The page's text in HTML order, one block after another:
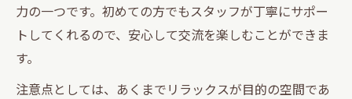
力の一つです。初めての方でもスタッフが丁寧にサポー
トしてくれるので、安心して交流を楽しむことができま
す。
注意点としては、あくまでリラックスが目的の空間であ